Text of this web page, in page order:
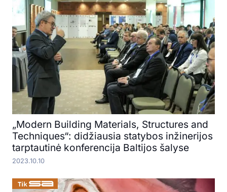
„Modern Building Materials, Structures and
Techniques“: didžiausia statybos inžinerijos
tarptautinė konferencija Baltijos šalyse
2023.10.10